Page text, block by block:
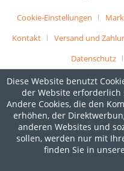
Cookie-Einstellungen
Kontakt
Versand und
Datenschutz
Diese Website benutzt
der Website
Andere Cookies, die den
erhöhen, der
anderen Websites und
sollen, werden nur mit
finden Sie in